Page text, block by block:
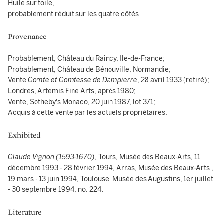
Huile sur toile,
probablement réduit sur les quatre côtés
Provenance
Probablement, Château du Raincy, Ile-de-France;
Probablement, Château de Bénouville, Normandie;
Vente Comte et Comtesse de Dampierre, 28 avril 1933 (retiré);
Londres, Artemis Fine Arts, après 1980;
Vente, Sotheby's Monaco, 20 juin 1987, lot 371;
Acquis à cette vente par les actuels propriétaires.
Exhibited
Claude Vignon (1593-1670), Tours, Musée des Beaux-Arts, 11
décembre 1993 - 28 février 1994, Arras, Musée des Beaux-Arts ,
19 mars - 13 juin 1994, Toulouse, Musée des Augustins, 1er juillet
- 30 septembre 1994, no. 224.
Literature